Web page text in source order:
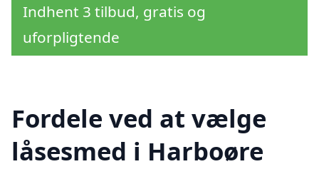
Indhent 3 tilbud, gratis og
uforpligtende
Fordele ved at vælge
låsesmed i Harboøre